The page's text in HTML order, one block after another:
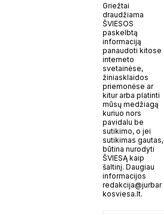
Griežtai
draudžiama
ŠVIESOS
paskelbtą
informaciją
panaudoti kitose
interneto
svetainėse,
žiniasklaidos
priemonėse ar
kitur arba platinti
mūsų medžiagą
kuriuo nors
pavidalu be
sutikimo, o jei
sutikimas gautas,
būtina nurodyti
ŠVIESĄ kaip
šaltinį. Daugiau
informacijos
redakcija@jurbar
kosviesa.lt.